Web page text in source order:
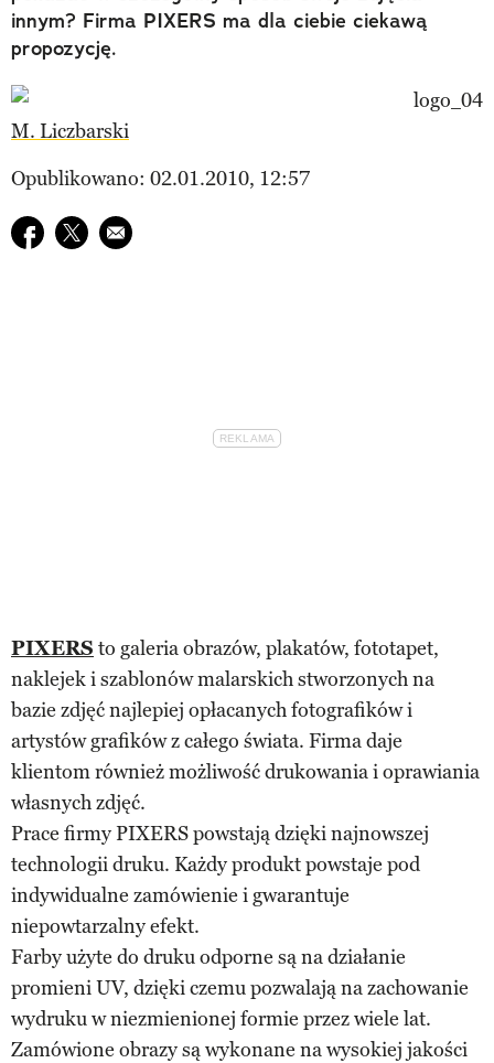
innym? Firma PIXERS ma dla ciebie ciekawą
propozycję.
M. Liczbarski
Opublikowano: 02.01.2010, 12:57
Udostępnij na facebook
Udostępnij na twitter
E-mail do przyjaciela
PIXERS to galeria obrazów, plakatów, fototapet,
naklejek i szablonów malarskich stworzonych na
bazie zdjęć najlepiej opłacanych fotografików i
artystów grafików z całego świata. Firma daje
klientom również możliwość drukowania i oprawiania
własnych zdjęć.
Prace firmy PIXERS powstają dzięki najnowszej
technologii druku. Każdy produkt powstaje pod
indywidualne zamówienie i gwarantuje
niepowtarzalny efekt.
Farby użyte do druku odporne są na działanie
promieni UV, dzięki czemu pozwalają na zachowanie
wydruku w niezmienionej formie przez wiele lat.
Zamówione obrazy są wykonane na wysokiej jakości